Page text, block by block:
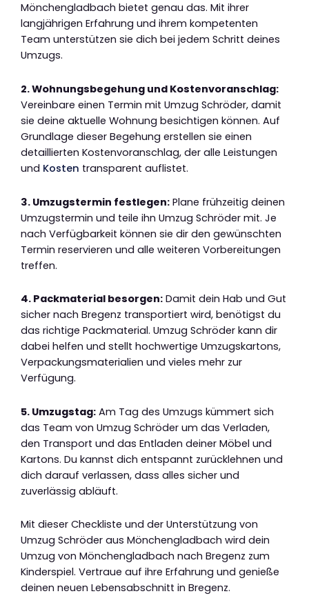
Mönchengladbach bietet genau das. Mit ihrer
langjährigen Erfahrung und ihrem kompetenten
Team unterstützen sie dich bei jedem Schritt deines
Umzugs.
2. Wohnungsbegehung und Kostenvoranschlag:
Vereinbare einen Termin mit Umzug Schröder, damit
sie deine aktuelle Wohnung besichtigen können. Auf
Grundlage dieser Begehung erstellen sie einen
detaillierten Kostenvoranschlag, der alle Leistungen
und Kosten transparent auflistet.
3. Umzugstermin festlegen: Plane frühzeitig deinen
Umzugstermin und teile ihn Umzug Schröder mit. Je
nach Verfügbarkeit können sie dir den gewünschten
Termin reservieren und alle weiteren Vorbereitungen
treffen.
4. Packmaterial besorgen: Damit dein Hab und Gut
sicher nach Bregenz transportiert wird, benötigst du
das richtige Packmaterial. Umzug Schröder kann dir
dabei helfen und stellt hochwertige Umzugskartons,
Verpackungsmaterialien und vieles mehr zur
Verfügung.
5. Umzugstag: Am Tag des Umzugs kümmert sich
das Team von Umzug Schröder um das Verladen,
den Transport und das Entladen deiner Möbel und
Kartons. Du kannst dich entspannt zurücklehnen und
dich darauf verlassen, dass alles sicher und
zuverlässig abläuft.
Mit dieser Checkliste und der Unterstützung von
Umzug Schröder aus Mönchengladbach wird dein
Umzug von Mönchengladbach nach Bregenz zum
Kinderspiel. Vertraue auf ihre Erfahrung und genieße
deinen neuen Lebensabschnitt in Bregenz.